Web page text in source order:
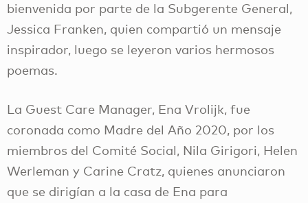
bienvenida por parte de la Subgerente General,
Jessica Franken, quien compartió un mensaje
inspirador, luego se leyeron varios hermosos
poemas.
La Guest Care Manager, Ena Vrolijk, fue
coronada como Madre del Año 2020, por los
miembros del Comité Social, Nila Girigori, Helen
Werleman y Carine Cratz, quienes anunciaron
que se dirigían a la casa de Ena para